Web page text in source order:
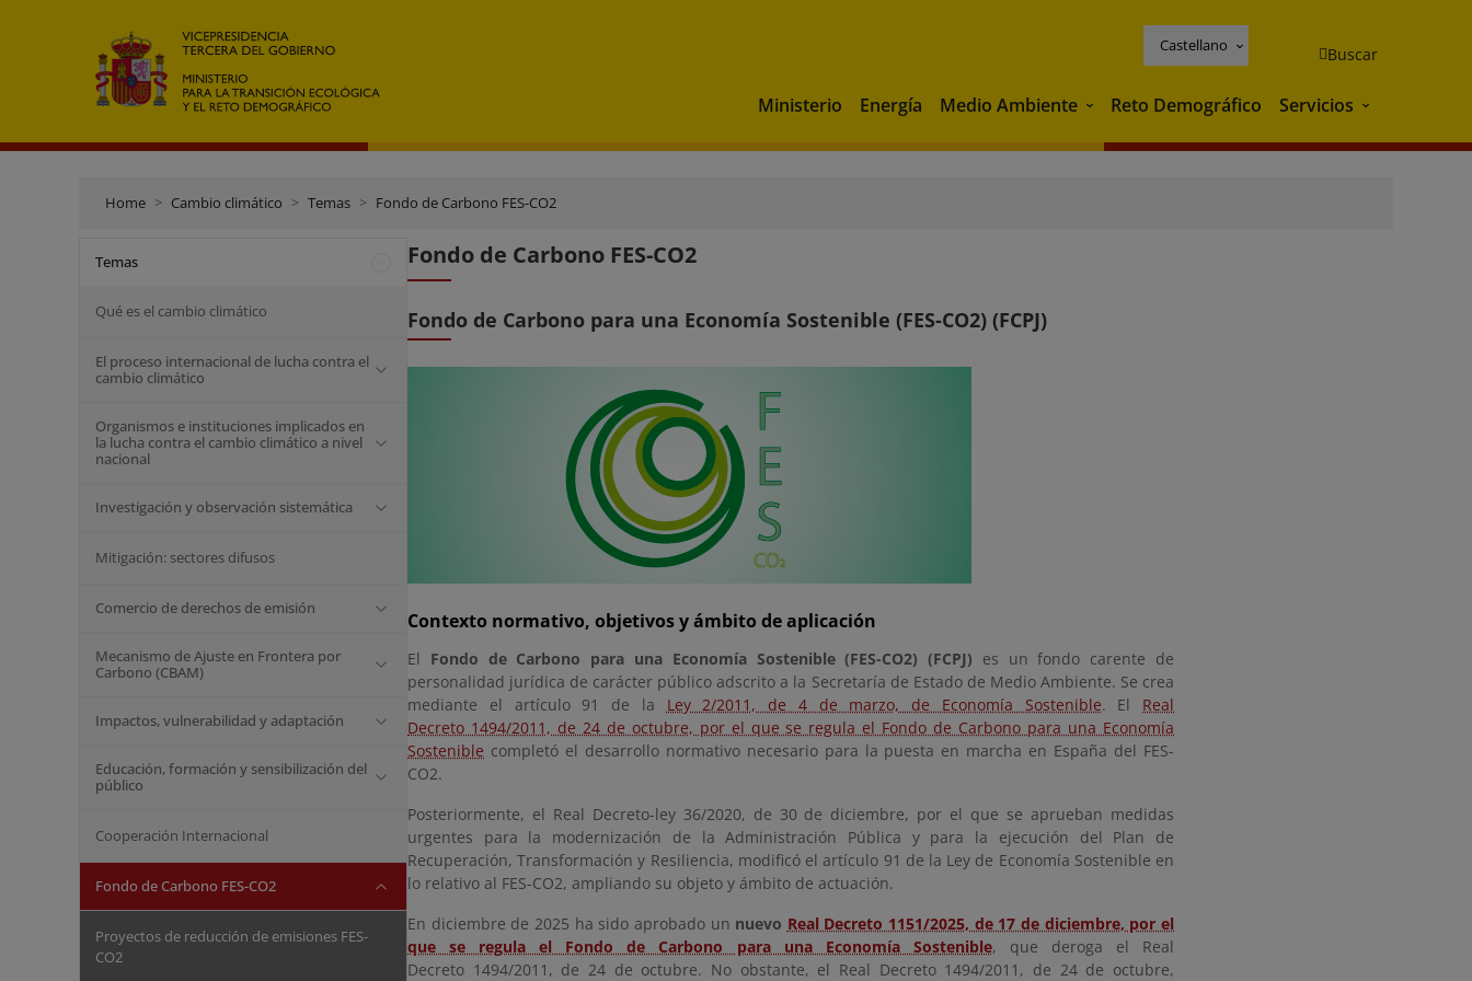
Castellano Buscar
Ministerio Energía Medio Ambiente Medio Ambiente
Reto Demográfico Servicios Servicios
Home Cambio climático Temas Fondo de Carbono FES-CO2
Temas
Qué es el cambio climático
El proceso internacional de lucha contra el
cambio climático
Organismos e instituciones implicados en
la lucha contra el cambio climático a nivel
nacional
Investigación y observación sistemática
Mitigación: sectores difusos
Comercio de derechos de emisión
Mecanismo de Ajuste en Frontera por
Carbono (CBAM)
Impactos, vulnerabilidad y adaptación
Educación, formación y sensibilización del
público
Cooperación Internacional
Fondo de Carbono FES-CO2
Proyectos de reducción de emisiones FES-
CO2
Fondo de Carbono FES-CO2
Fondo de Carbono para una Economía Sostenible (FES-CO2) (FCPJ)
Contexto normativo, objetivos y ámbito de aplicación
El Fondo de Carbono para una Economía Sostenible (FES-CO2) (FCPJ) es un fondo carente de
personalidad jurídica de carácter público adscrito a la Secretaría de Estado de Medio Ambiente. Se crea
mediante el artículo 91 de la Ley 2/2011, de 4 de marzo, de Economía Sostenible. El Real
Decreto 1494/2011, de 24 de octubre, por el que se regula el Fondo de Carbono para una Economía
Sostenible completó el desarrollo normativo necesario para la puesta en marcha en España del FES-
CO2.
Posteriormente, el Real Decreto-ley 36/2020, de 30 de diciembre, por el que se aprueban medidas
urgentes para la modernización de la Administración Pública y para la ejecución del Plan de
Recuperación, Transformación y Resiliencia, modificó el artículo 91 de la Ley de Economía Sostenible en
lo relativo al FES-CO2, ampliando su objeto y ámbito de actuación.
En diciembre de 2025 ha sido aprobado un nuevo Real Decreto 1151/2025, de 17 de diciembre, por el
que se regula el Fondo de Carbono para una Economía Sostenible, que deroga el Real
Decreto 1494/2011, de 24 de octubre. No obstante, el Real Decreto 1494/2011, de 24 de octubre,